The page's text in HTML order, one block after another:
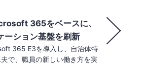
365をベースに、
ーション基盤を刷新
365 E3を導入し、自治体特
で、職員の新しい働き方を実